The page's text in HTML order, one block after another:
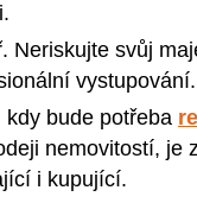
Neriskujte svůj
vystupování.
bude potřeba
nemovitostí, je
i kupující.